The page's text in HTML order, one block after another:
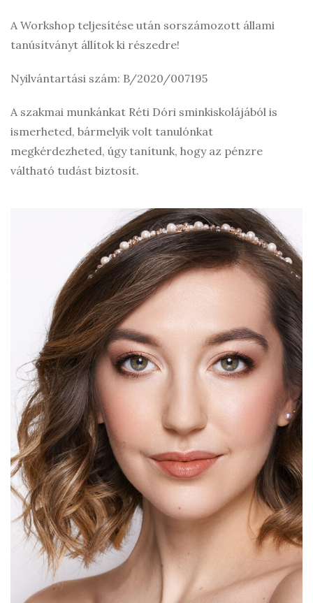
A Workshop teljesítése után sorszámozott állami
tanúsítványt állítok ki részedre!
Nyilvántartási szám: B/2020/007195
A szakmai munkánkat Réti Dóri sminkiskolájából is
ismerheted, bármelyik volt tanulónkat
megkérdezheted, úgy tanítunk, hogy az pénzre
váltható tudást biztosít.